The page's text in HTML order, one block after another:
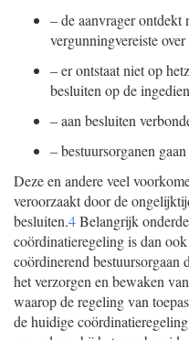
–de aanvrager ontdekt
vergunningvereiste
–er ontstaat niet op
besluiten op de
–aan besluiten
–bestuursorganen
Deze en andere veel
veroorzaakt door de
besluiten.4Belangrijk
coördinatieregeling is dan
coördinerend bestuursorgaan
het verzorgen en bewaken
waarop de regeling van
de huidige